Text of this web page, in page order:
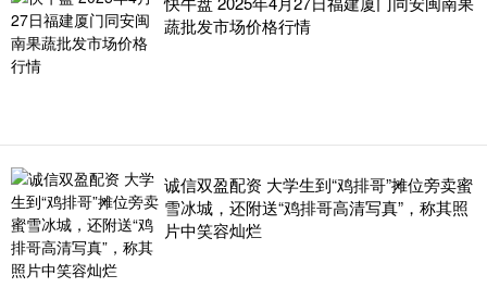
蔬批发市场价格行情
诚信双盈配资 大学生到“鸡排哥”摊位旁卖蜜
雪冰城，还附送“鸡排哥高清写真”，称其照
片中笑容灿烂